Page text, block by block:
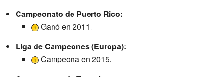
Campeonato de Puerto Rico:
Ganó en 2011.
Liga de Campeones (Europa):
Campeona en 2015.